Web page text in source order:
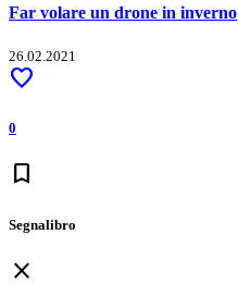
Far volare un drone in inverno
26.02.2021
favorite
0
bookmark
Segnalibro
close